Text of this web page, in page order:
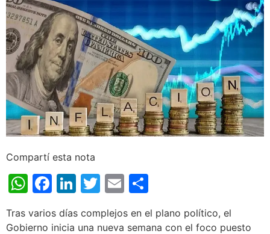
Compartí esta nota
WhatsApp
Facebook
LinkedIn
Twitter
Email
Tras varios días complejos en el plano político, el
Gobierno inicia una nueva semana con el foco puesto